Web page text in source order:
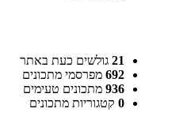
21 גולשים כעת באתר
692 מפרסמי מתכונים
936 מתכונים טעימים
0 קטגוריות מתכונים